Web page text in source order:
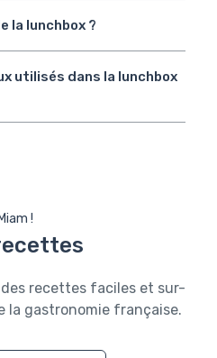
la lunchbox ?
utilisés dans la lunchbox
Miam !
des recettes faciles et sur-
la gastronomie française.